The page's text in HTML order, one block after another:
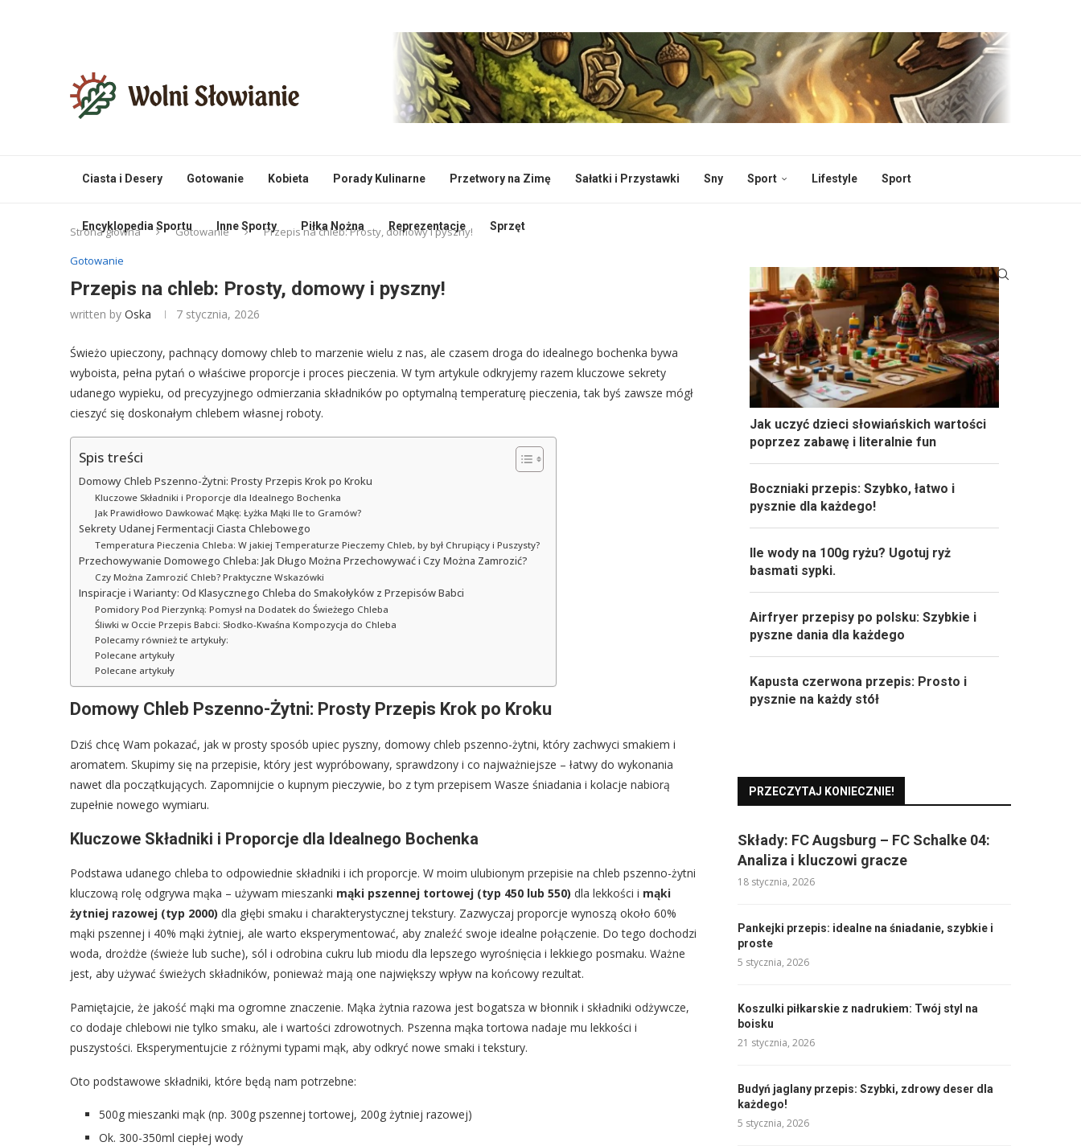
Ciasta i Desery Gotowanie Kobieta Porady Kulinarne Przetwory na Zimę Sałatki i Przystawki Sny Sport Lifestyle Sport
Encyklopedia Sportu Inne Sporty Piłka Nożna Reprezentacje Sprzęt
Strona główna Gotowanie
Przepis na chleb: Prosty, domowy i pyszny!
Gotowanie
Przepis na chleb: Prosty, domowy i pyszny!
written by Oska 7 stycznia, 2026
Świeżo upieczony, pachnący domowy chleb to marzenie wielu z nas, ale czasem droga do idealnego bochenka bywa
wyboista, pełna pytań o właściwe proporcje i proces pieczenia. W tym artykule odkryjemy razem kluczowe sekrety
udanego wypieku, od precyzyjnego odmierzania składników po optymalną temperaturę pieczenia, tak byś zawsze mógł
cieszyć się doskonałym chlebem własnej roboty.
Spis treści
Domowy Chleb Pszenno-Żytni: Prosty Przepis Krok po Kroku
Kluczowe Składniki i Proporcje dla Idealnego Bochenka
Jak Prawidłowo Dawkować Mąkę: Łyżka Mąki Ile to Gramów?
Sekrety Udanej Fermentacji Ciasta Chlebowego
Temperatura Pieczenia Chleba: W jakiej Temperaturze Pieczemy Chleb, by był Chrupiący i Puszysty?
Przechowywanie Domowego Chleba: Jak Długo Można Przechowywać i Czy Można Zamrozić?
Czy Można Zamrozić Chleb? Praktyczne Wskazówki
Inspiracje i Warianty: Od Klasycznego Chleba do Smakołyków z Przepisów Babci
Pomidory Pod Pierzynką: Pomysł na Dodatek do Świeżego Chleba
Śliwki w Occie Przepis Babci: Słodko-Kwaśna Kompozycja do Chleba
Polecamy również te artykuły:
Polecane artykuły
Polecane artykuły
Domowy Chleb Pszenno-Żytni: Prosty Przepis Krok po Kroku
Dziś chcę Wam pokazać, jak w prosty sposób upiec pyszny, domowy chleb pszenno-żytni, który zachwyci smakiem i
aromatem. Skupimy się na przepisie, który jest wypróbowany, sprawdzony i co najważniejsze – łatwy do wykonania
nawet dla początkujących. Zapomnijcie o kupnym pieczywie, bo z tym przepisem Wasze śniadania i kolacje nabiorą
zupełnie nowego wymiaru.
Kluczowe Składniki i Proporcje dla Idealnego Bochenka
Podstawa udanego chleba to odpowiednie składniki i ich proporcje. W moim ulubionym przepisie na chleb pszenno-żytni
kluczową rolę odgrywa mąka – używam mieszanki mąki pszennej tortowej (typ 450 lub 550) dla lekkości i mąki
żytniej razowej (typ 2000) dla głębi smaku i charakterystycznej tekstury. Zazwyczaj proporcje wynoszą około 60%
mąki pszennej i 40% mąki żytniej, ale warto eksperymentować, aby znaleźć swoje idealne połączenie. Do tego dochodzi
woda, drożdże (świeże lub suche), sól i odrobina cukru lub miodu dla lepszego wyrośnięcia i lekkiego posmaku. Ważne
jest, aby używać świeżych składników, ponieważ mają one największy wpływ na końcowy rezultat.
Pamiętajcie, że jakość mąki ma ogromne znaczenie. Mąka żytnia razowa jest bogatsza w błonnik i składniki odżywcze,
co dodaje chlebowi nie tylko smaku, ale i wartości zdrowotnych. Pszenna mąka tortowa nadaje mu lekkości i
puszystości. Eksperymentujcie z różnymi typami mąk, aby odkryć nowe smaki i tekstury.
Oto podstawowe składniki, które będą nam potrzebne:
500g mieszanki mąk (np. 300g pszennej tortowej, 200g żytniej razowej)
Ok. 300-350ml ciepłej wody
Jak uczyć dzieci słowiańskich wartości
poprzez zabawę i literalnie fun
Boczniaki przepis: Szybko, łatwo i
pysznie dla każdego!
Ile wody na 100g ryżu? Ugotuj ryż
basmati sypki.
Airfryer przepisy po polsku: Szybkie i
pyszne dania dla każdego
Kapusta czerwona przepis: Prosto i
pysznie na każdy stół
PRZECZYTAJ KONIECZNIE!
Składy: FC Augsburg – FC Schalke 04:
Analiza i kluczowi gracze
18 stycznia, 2026
Pankejki przepis: idealne na śniadanie, szybkie i
proste
5 stycznia, 2026
Koszulki piłkarskie z nadrukiem: Twój styl na
boisku
21 stycznia, 2026
Budyń jaglany przepis: Szybki, zdrowy deser dla
każdego!
5 stycznia, 2026